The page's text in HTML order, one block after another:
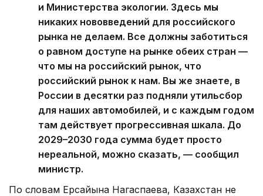
и Министерства экологии. Здесь мы
никаких нововведений для российского
рынка не делаем. Все должны заботиться
о равном доступе на рынке обеих стран —
что мы на российский рынок, что
российский рынок к нам. Вы же знаете, в
России в десятки раз подняли утильсбор
для наших автомобилей, и с каждым годом
там действует прогрессивная шкала. До
2029–2030 года сумма будет просто
нереальной, можно сказать, — сообщил
министр.
По словам Ерсайына Нагаспаева, Казахстан не